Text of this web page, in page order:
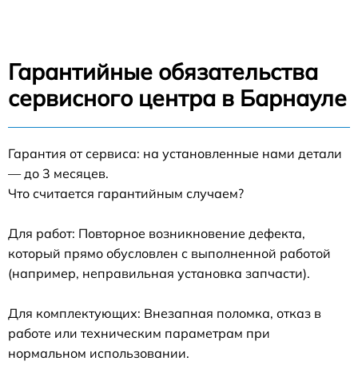
Гарантийные обязательства
сервисного центра в Барнауле
Гарантия от сервиса: на установленные нами детали
— до 3 месяцев.
Что считается гарантийным случаем?
Для работ: Повторное возникновение дефекта,
который прямо обусловлен с выполненной работой
(например, неправильная установка запчасти).
Для комплектующих: Внезапная поломка, отказ в
работе или техническим параметрам при
нормальном использовании.